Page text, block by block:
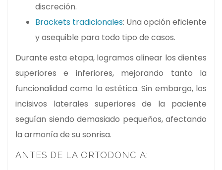
discreción.
Brackets tradicionales: Una opción eficiente
y asequible para todo tipo de casos.
Durante esta etapa, logramos alinear los dientes
superiores e inferiores, mejorando tanto la
funcionalidad como la estética. Sin embargo, los
incisivos laterales superiores de la paciente
seguían siendo demasiado pequeños, afectando
la armonía de su sonrisa.
ANTES DE LA ORTODONCIA: